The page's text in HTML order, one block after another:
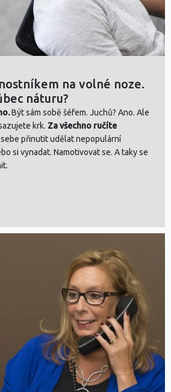
na volné noze.
náturu?
Být sám sobě šéfem. Juchů? Ano. Ale
krk. Za všechno ručíte
sebe přinutit udělat nepopulární
si vynadat. Namotivovat se. A taky se